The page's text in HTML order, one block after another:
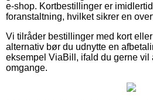
e-shop. Kortbestillinger er
foranstaltning, hvilket sikrer en
Vi tilråder bestillinger med kort
alternativ bør du udnytte en
eksempel ViaBill, ifald du gerne vil
omgange.